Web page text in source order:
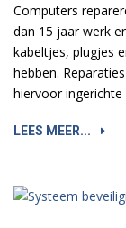
Computers
dan 15 jaar werk
kabeltjes, plugjes
hebben.
hiervoor
LEES MEER...